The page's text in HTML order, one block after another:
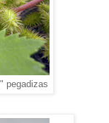
pegadizas